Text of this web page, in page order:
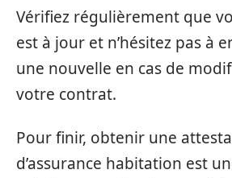
Vérifiez régulièrement que
est à jour et n’hésitez pas à
une nouvelle en cas de
votre contrat.
Pour finir, obtenir une
d’assurance habitation est